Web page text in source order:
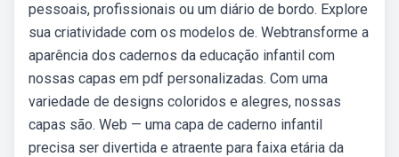
pessoais, profissionais ou um diário de bordo. Explore
sua criatividade com os modelos de. Webtransforme a
aparência dos cadernos da educação infantil com
nossas capas em pdf personalizadas. Com uma
variedade de designs coloridos e alegres, nossas
capas são. Web — uma capa de caderno infantil
precisa ser divertida e atraente para faixa etária da